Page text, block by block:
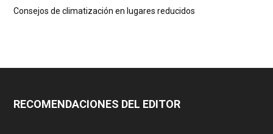
Consejos de climatización en lugares reducidos
RECOMENDACIONES DEL EDITOR